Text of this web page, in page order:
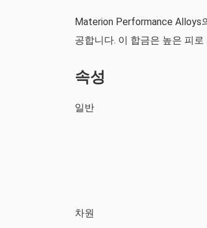
Materion Performance Alloys
공합니다. 이 합금은 높은 피
속성
일반
차원